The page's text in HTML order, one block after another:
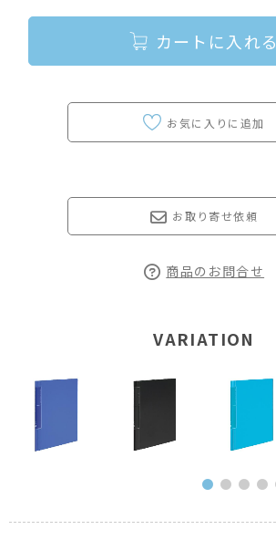
カートに入れる
お取り寄せ依頼
商品のお問合せ
VARIATION